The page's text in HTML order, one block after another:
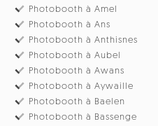
Photobooth à Amel
Photobooth à Ans
Photobooth à Anthisnes
Photobooth à Aubel
Photobooth à Awans
Photobooth à Aywaille
Photobooth à Baelen
Photobooth à Bassenge